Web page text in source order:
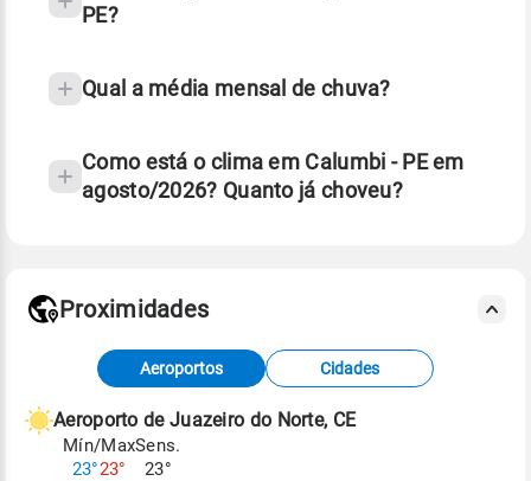
PE?
Qual a média mensal de chuva?
Como está o clima em Calumbi - PE em
agosto/2026? Quanto já choveu?
Fonte: dados combinados de estações
meteorológicas e satélite do Centro de Previsão
de Tempo e Estudos Climáticos (CPTEC).
Para obter mais informações sobre os dados
Proximidades
Aeroportos Cidades
Aeroporto de Juazeiro do Norte, CE
Mín/Max
23°23°
Sens.
23°